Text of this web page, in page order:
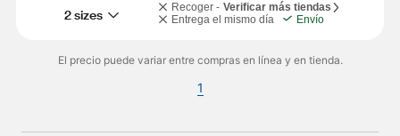
2 sizes Recoger - Verificar más tiendas
Entrega el mismo día
Envío
El precio puede variar entre compras en línea y en tienda.
1